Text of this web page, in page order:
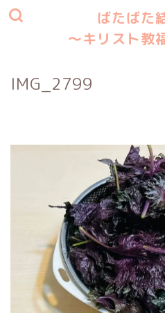
ばたばた
〜キリスト教
IMG_2799